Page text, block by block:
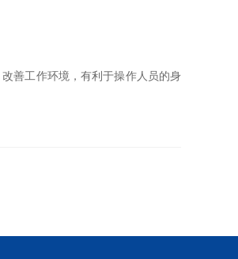
善工作环境，有利于操作人员的身